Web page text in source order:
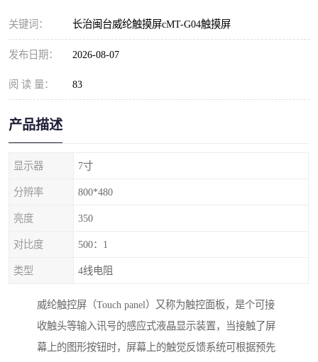
关键词： 长治闽台威纶触摸屏cMT-G04触摸屏
发布日期： 2026-08-07
阅 读 量： 83
产品描述
显示器 7寸
分辨率 800*480
亮度 350
对比度 500：1
类型 4线电阻
威纶触控屏（Touch panel）又称为触控面板，是个可接
收触头等输入讯号的感应式液晶显示装置，当接触了屏
幕上的图形按钮时，屏幕上的触觉反馈系统可根据预先